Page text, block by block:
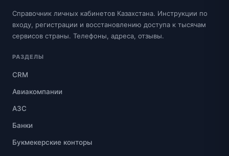
Справочник личных кабинетов Казахстана. Инструкции по
входу, регистрации и восстановлению доступа к тысячам
сервисов страны. Телефоны, адреса, отзывы.
РАЗДЕЛЫ
CRM
Авиакомпании
АЗС
Банки
Букмекерские конторы